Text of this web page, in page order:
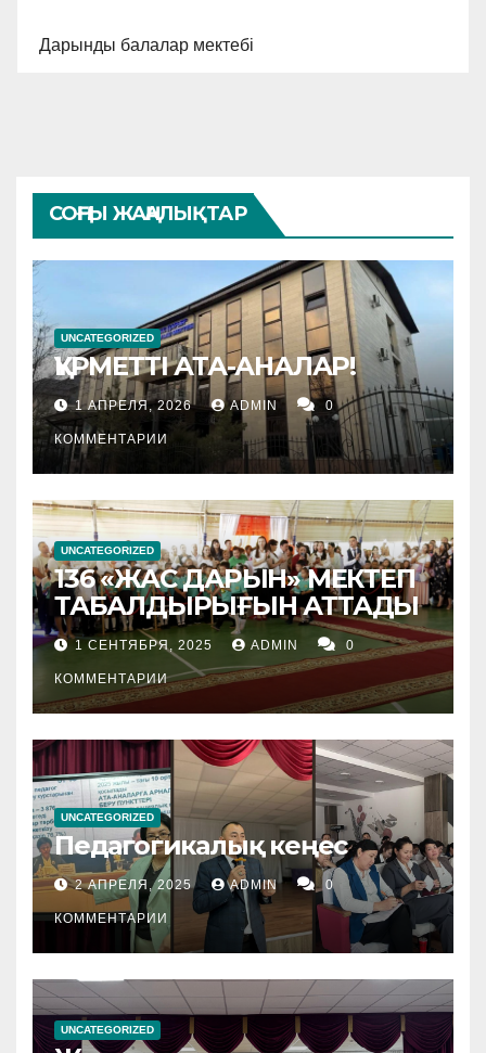
Дарынды балалар мектебі
СОҢҒЫ ЖАҢАЛЫҚТАР
UNCATEGORIZED
ҚҰРМЕТТІ АТА-АНАЛАР!
1 АПРЕЛЯ, 2026 ADMIN 0
КОММЕНТАРИИ
UNCATEGORIZED
136 «ЖАС ДАРЫН» МЕКТЕП
ТАБАЛДЫРЫҒЫН АТТАДЫ
1 СЕНТЯБРЯ, 2025 ADMIN 0
КОММЕНТАРИИ
UNCATEGORIZED
Педагогикалық кеңес
2 АПРЕЛЯ, 2025 ADMIN 0
КОММЕНТАРИИ
UNCATEGORIZED